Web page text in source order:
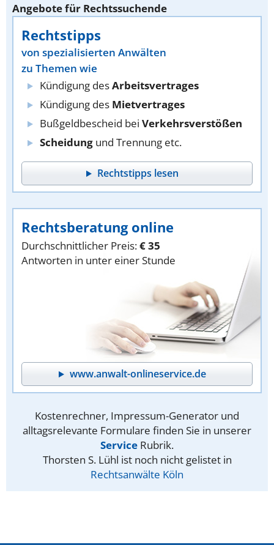
Angebote für Rechtssuchende
Rechtstipps
von spezialisierten Anwälten
zu Themen wie
Kündigung desArbeitsvertrages
Kündigung des Mietvertrages
Bußgeldbescheid bei Verkehrsverstößen
Scheidung und Trennung etc.
Rechtstipps lesen
Rechtsberatung online
Durchschnittlicher Preis:€ 35
Antworten in unter einer Stunde
www.anwalt-onlineservice.de
Kostenrechner, Impressum-Generator und
alltagsrelevante Formulare finden Sie in unserer
Service Rubrik.
Thorsten S. Lühl ist noch nicht gelistet in
Rechtsanwälte Köln